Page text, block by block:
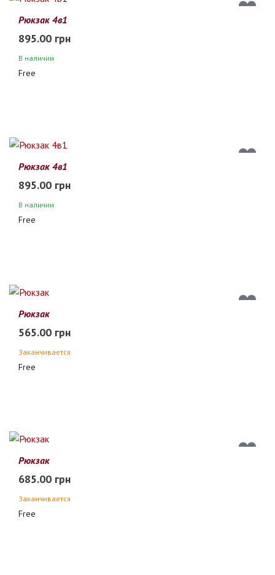
Рюкзак 4в1
895.00 грн
В наличии
Free
Рюкзак 4в1
895.00 грн
В наличии
Free
Рюкзак
565.00 грн
Заканчивается
Free
Рюкзак
685.00 грн
Заканчивается
Free